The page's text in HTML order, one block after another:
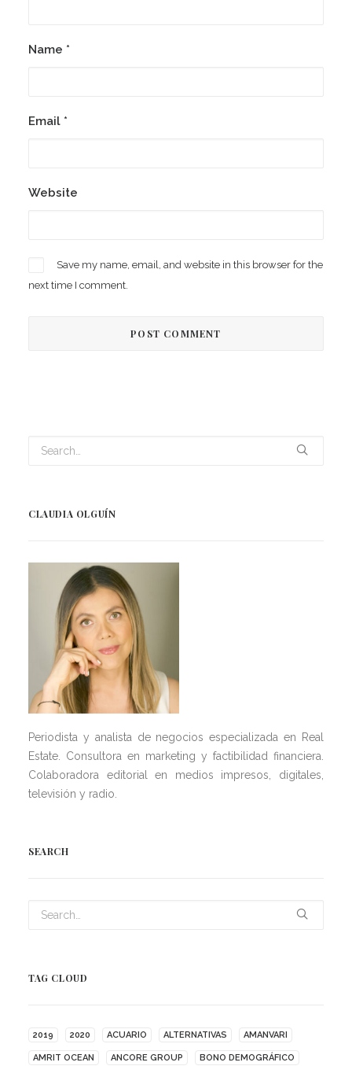
Name *
Email *
Website
Save my name, email, and website in this browser for the
next time I comment.
CLAUDIA OLGUÍN
Periodista y analista de negocios especializada en Real
Estate. Consultora en marketing y factibilidad financiera.
Colaboradora editorial en medios impresos, digitales,
televisión y radio.
SEARCH
TAG CLOUD
2019 2020 ACUARIO ALTERNATIVAS AMANVARI
AMRIT OCEAN ANCORE GROUP BONO DEMOGRÁFICO